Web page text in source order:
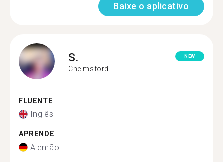
Baixe o aplicativo
S.
Chelmsford
NEW
FLUENTE
Inglês
APRENDE
Alemão